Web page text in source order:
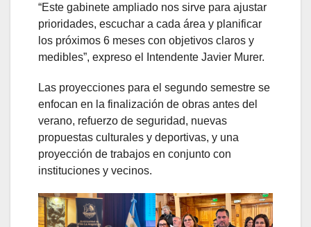
“Este gabinete ampliado nos sirve para ajustar
prioridades, escuchar a cada área y planificar
los próximos 6 meses con objetivos claros y
medibles”, expreso el Intendente Javier Murer.
Las proyecciones para el segundo semestre se
enfocan en la finalización de obras antes del
verano, refuerzo de seguridad, nuevas
propuestas culturales y deportivas, y una
proyección de trabajos en conjunto con
instituciones y vecinos.